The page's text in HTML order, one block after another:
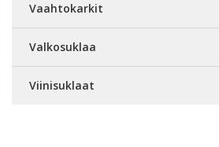
Vaahtokarkit
Valkosuklaa
Viinisuklaat